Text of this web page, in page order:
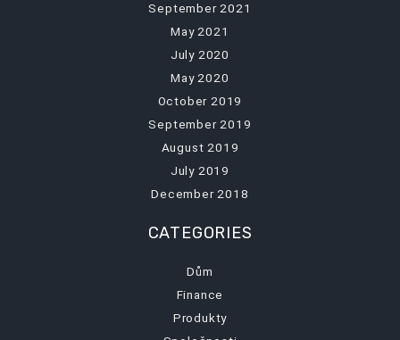
September 2021
May 2021
July 2020
May 2020
October 2019
September 2019
August 2019
July 2019
December 2018
CATEGORIES
Dům
Finance
Produkty